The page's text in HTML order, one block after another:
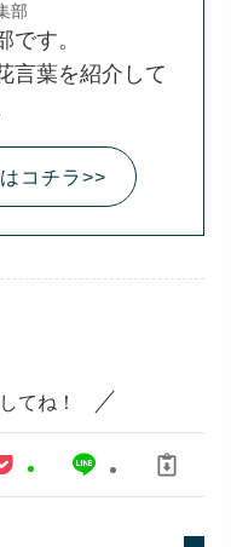
部
です。
言葉を紹介して
コチラ>>
てね！